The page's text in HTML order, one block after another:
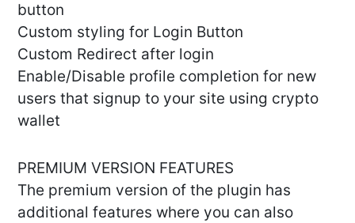
button
Custom styling for Login Button
Custom Redirect after login
Enable/Disable profile completion for new
users that signup to your site using crypto
wallet
PREMIUM VERSION FEATURES
The premium version of the plugin has
additional features where you can also